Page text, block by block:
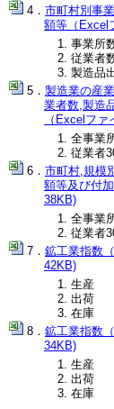
市町村別事
額等（Excel
事業所
従業者
製造品
製造業の産
業者数,製造
（Excelフ
全事業
従業者
市町村,規模
額等及び付
38KB)
全事業
従業者
鉱工業指数
42KB)
生産
出荷
在庫
鉱工業指数
34KB)
生産
出荷
在庫